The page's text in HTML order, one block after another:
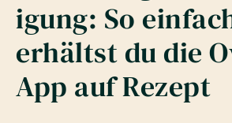
igung: So
erhältst du die
App auf Rezept